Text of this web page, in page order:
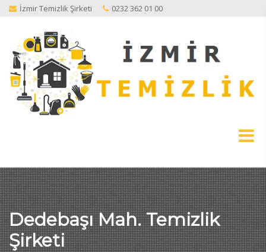
İzmir Temizlik Şirketi 0232 362 01 00
Dedebaşı Mah. Temizlik
Şirketi